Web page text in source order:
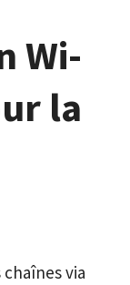
Wi-
la
via